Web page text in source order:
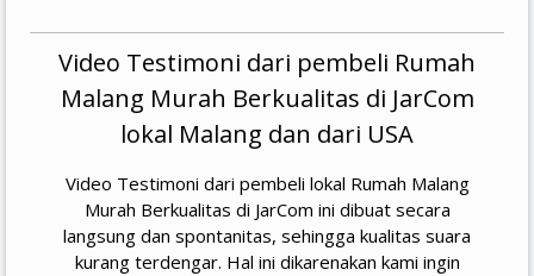
Video Testimoni dari pembeli Rumah
Malang Murah Berkualitas di JarCom
lokal Malang dan dari USA
Video Testimoni dari pembeli lokal Rumah Malang
Murah Berkualitas di JarCom ini dibuat secara
langsung dan spontanitas, sehingga kualitas suara
kurang terdengar. Hal ini dikarenakan kami ingin